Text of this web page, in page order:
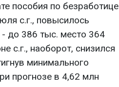
пособия по безработице
с.г., повысилось
- до 386 тыс. место 364
с.г., наоборот, снизился
минимального
прогнозе в 4,62 млн